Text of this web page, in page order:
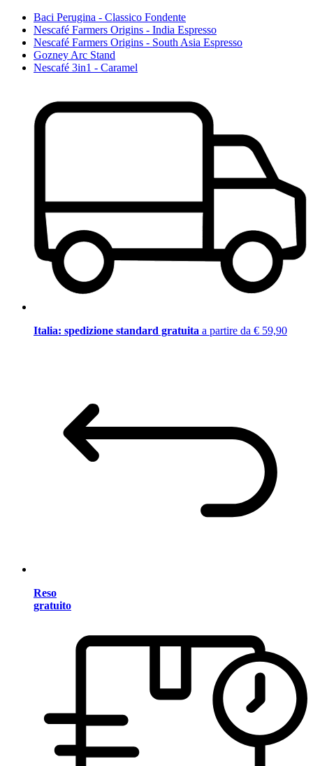
Baci Perugina - Classico Fondente
Nescafé Farmers Origins - India Espresso
Nescafé Farmers Origins - South Asia Espresso
Gozney Arc Stand
Nescafé 3in1 - Caramel
Italia: spedizione standard gratuita a partire da € 59,90
Reso
gratuito